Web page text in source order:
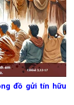
đồ gửi tín hữu